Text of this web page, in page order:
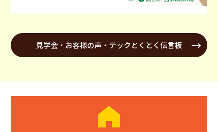
見学会・お客様の声・テックとくとく伝言板